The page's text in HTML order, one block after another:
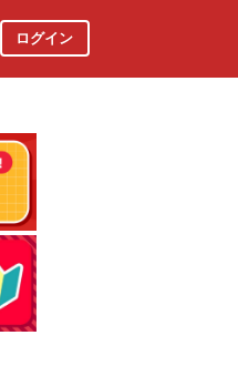
ログイン